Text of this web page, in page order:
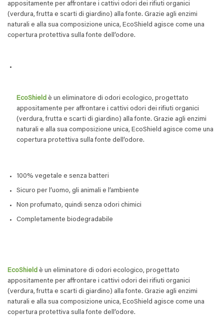
appositamente per affrontare i cattivi odori dei rifiuti organici
(verdura, frutta e scarti di giardino) alla fonte. Grazie agli enzimi
naturali e alla sua composizione unica, EcoShield agisce come una
copertura protettiva sulla fonte dell’odore.
EcoShieldè un eliminatore di odori ecologico, progettato
appositamente per affrontare i cattivi odori dei rifiuti organici
(verdura, frutta e scarti di giardino) alla fonte. Grazie agli enzimi
naturali e alla sua composizione unica, EcoShield agisce come una
copertura protettiva sulla fonte dell’odore.
100% vegetale e senza batteri
Sicuro per l’uomo, gli animali e l’ambiente
Non profumato, quindi senza odori chimici
Completamente biodegradabile
EcoShield è un eliminatore di odori ecologico, progettato
appositamente per affrontare i cattivi odori dei rifiuti organici
(verdura, frutta e scarti di giardino) alla fonte. Grazie agli enzimi
naturali e alla sua composizione unica, EcoShield agisce come una
copertura protettiva sulla fonte dell’odore.